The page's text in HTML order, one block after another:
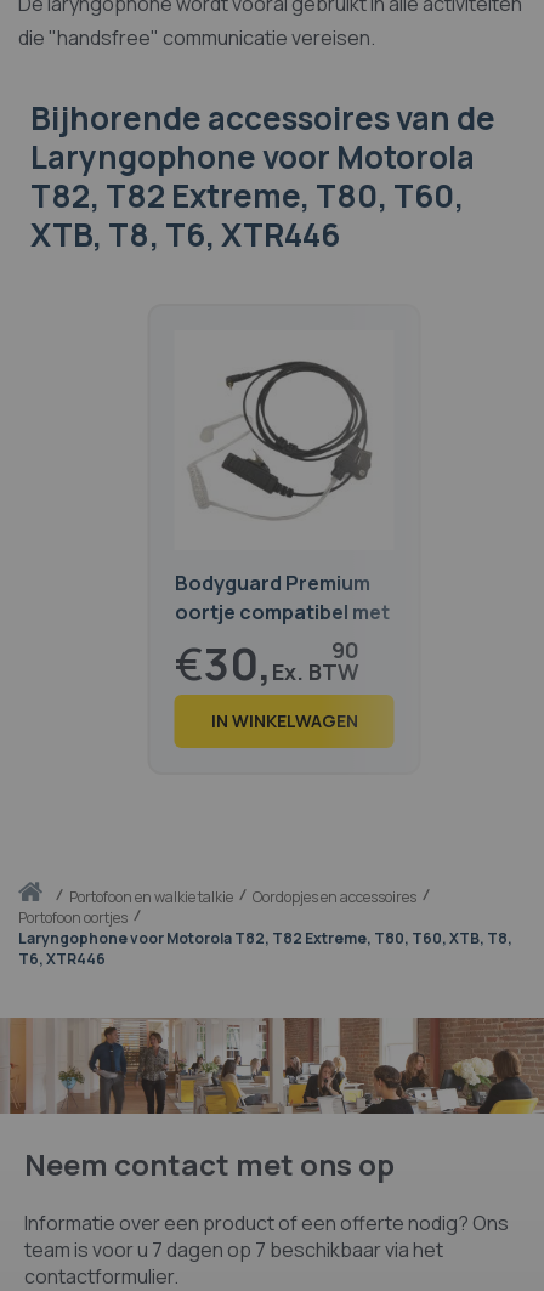
Thuisportofoon en walkie talkie
Oordopjes en accessoires
Portofoon oortjes
Laryngophone voor Motorola T82, T82 Extreme, T80, T60, XTB, T8,
T6, XTR446
die "handsfree" communicatie vereisen.
Bijhorende accessoiresvan de
Laryngophone voor Motorola
T82, T82 Extreme, T80, T60,
XTB, T8, T6, XTR446
Bodyguard Premium
oortje compatibel met
Motorola T82, T82ex,
T80, T92 H2O
€30, 90
€ 37,IN WINKELWAGEN
Neem contact met ons op
Informatie over een product of een offerte nodig? Ons
team is voor u 7 dagen op 7 beschikbaar via het
contactformulier.